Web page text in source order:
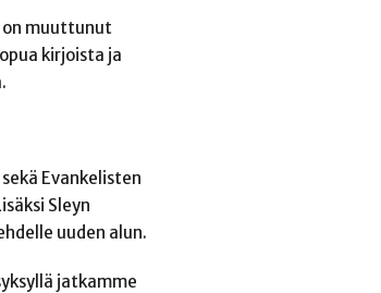
muuttunut
kirjoista ja
Evankelisten
Sleyn
uuden alun.
jatkamme